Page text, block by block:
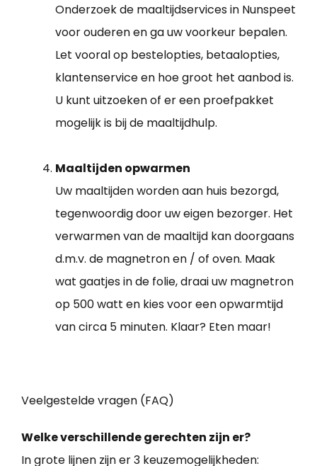
Onderzoek de maaltijdservices in Nunspeet
voor ouderen en ga uw voorkeur bepalen.
Let vooral op bestelopties, betaalopties,
klantenservice en hoe groot het aanbod is.
U kunt uitzoeken of er een proefpakket
mogelijk is bij de maaltijdhulp.
Maaltijden opwarmen
Uw maaltijden worden aan huis bezorgd,
tegenwoordig door uw eigen bezorger. Het
verwarmen van de maaltijd kan doorgaans
d.m.v. de magnetron en / of oven. Maak
wat gaatjes in de folie, draai uw magnetron
op 500 watt en kies voor een opwarmtijd
van circa 5 minuten. Klaar? Eten maar!
Veelgestelde vragen (FAQ)
Welke verschillende gerechten zijn er?
In grote lijnen zijn er 3 keuzemogelijkheden: